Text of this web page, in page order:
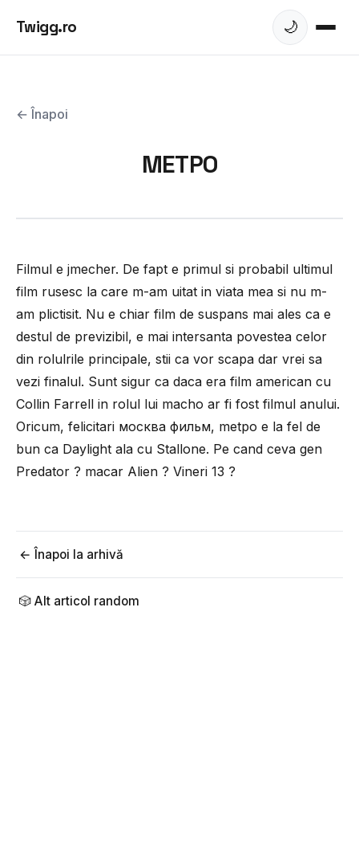
Twigg.ro 🌙
← Înapoi
METPO
Filmul e jmecher. De fapt e primul si probabil ultimul
film rusesc la care m-am uitat in viata mea si nu m-
am plictisit. Nu e chiar film de suspans mai ales ca e
destul de previzibil, e mai intersanta povestea celor
din rolulrile principale, stii ca vor scapa dar vrei sa
vezi finalul. Sunt sigur ca daca era film american cu
Collin Farrell in rolul lui macho ar fi fost filmul anului.
Oricum, felicitari москва фильм, metpo e la fel de
bun ca Daylight ala cu Stallone. Pe cand ceva gen
Predator ? macar Alien ? Vineri 13 ?
← Înapoi la arhivă
🎲 Alt articol random